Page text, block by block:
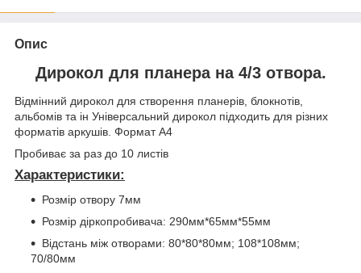
Опис
Дирокол для планера на 4/3 отвора.
Відмінний дирокол для створення планерів, блокнотів,
альбомів та ін Універсальний дирокол підходить для різних
форматів аркушів. Формат А4
Пробиває за раз до 10 листів
Характеристики:
Розмір отвору 7мм
Розмір діркопробивача: 290мм*65мм*55мм
Відстань між отворами: 80*80*80мм; 108*108мм;
70/80мм